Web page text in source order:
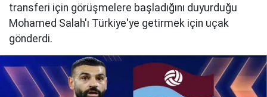
transferi için görüşmelere başladığını duyurduğu
Mohamed Salah'ı Türkiye'ye getirmek için uçak
gönderdi.